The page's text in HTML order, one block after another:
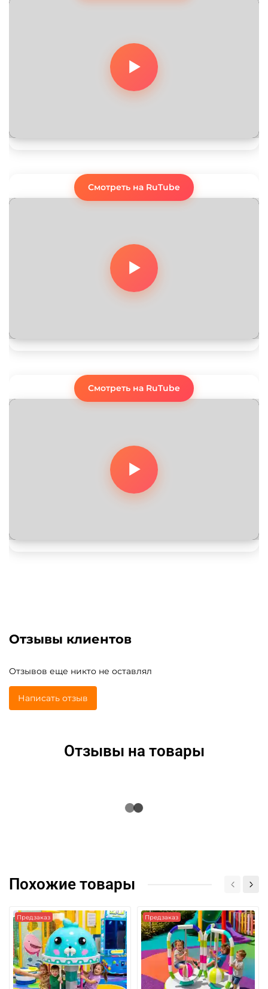
Смотреть на RuTube
Смотреть на RuTube
Отзывы клиентов
Отзывов еще никто не оставлял
Написать отзыв
Отзывы на товары
Похожие товары
Предзаказ Предзаказ